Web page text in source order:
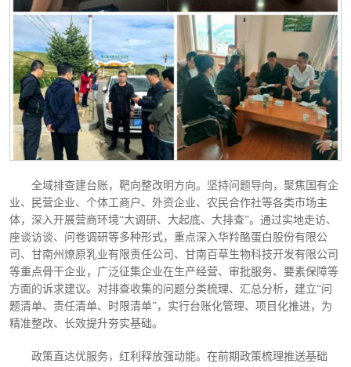
全域排查建台账，靶向整改明方向。坚持问题导向，聚焦国有企
业、民营企业、个体工商户、外资企业、农民合作社等各类市场主
体，深入开展营商环境“大调研、大起底、大排查”。通过实地走访、
座谈访谈、问卷调研等多种形式，重点深入华羚酪蛋白股份有限公
司、甘南州燎原乳业有限责任公司、甘南百草生物科技开发有限公司
等重点骨干企业，广泛征集企业在生产经营、审批服务、要素保障等
方面的诉求建议。对排查收集的问题分类梳理、汇总分析，建立“问
题清单、责任清单、时限清单”，实行台账化管理、项目化推进，为
精准整改、长效提升夯实基础。
政策直达优服务，红利释放强动能。在前期政策梳理推送基础